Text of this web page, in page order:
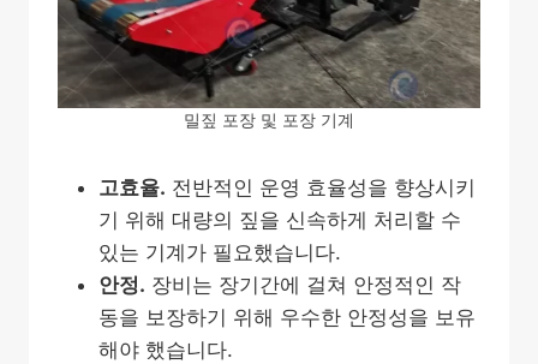
밀짚 포장 및 포장 기계
고효율. 전반적인 운영 효율성을 향상시키
기 위해 대량의 짚을 신속하게 처리할 수
있는 기계가 필요했습니다.
안정. 장비는 장기간에 걸쳐 안정적인 작
동을 보장하기 위해 우수한 안정성을 보유
해야 했습니다.